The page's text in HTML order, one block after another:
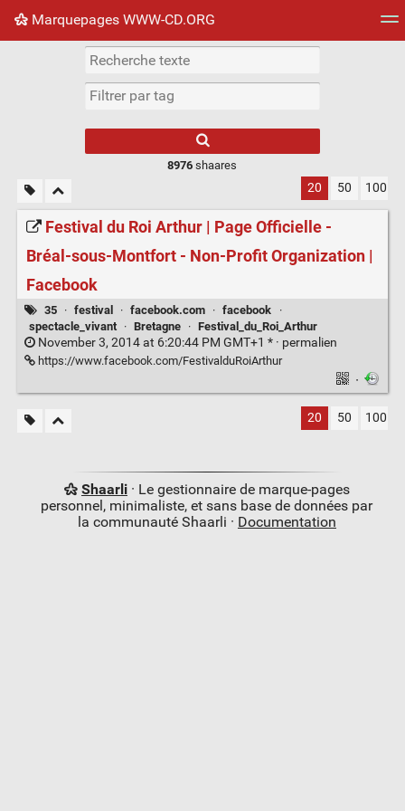
Marquepages WWW-CD.ORG
Nuage de tags Mur d'images
8976 shaares
20 50 100
Festival du Roi Arthur | Page Officielle -
Bréal-sous-Montfort - Non-Profit Organization |
Facebook
35 · festival · facebook.com · facebook
·
spectacle_vivant
· Bretagne · Festival_du_Roi_Arthur
November 3, 2014 at 6:20:44 PM GMT+1 * · permalien
https://www.facebook.com/FestivalduRoiArthur
·
20 50 100
Shaarli· Le gestionnaire de marque-pages
personnel, minimaliste, et sans base de données par
la communauté Shaarli · Documentation